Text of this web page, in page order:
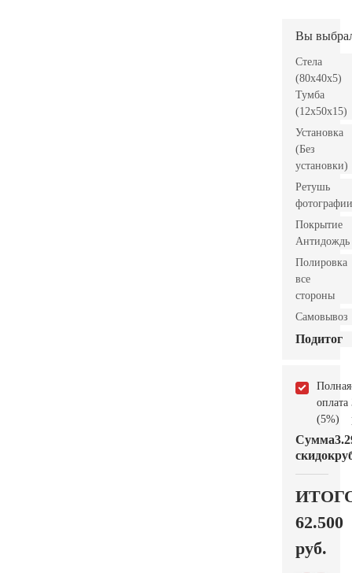
Вы
Стела
(80x40x5)
Тумба
(12x50x15)
Установка
(Без
установки)
Ретушь
фотографии
Покрытие
Антидождь
Полировка
все
стороны
Самовывоз
Подитог
Полная
оплата
(5%)
Сумма
скидок
62.500
руб.